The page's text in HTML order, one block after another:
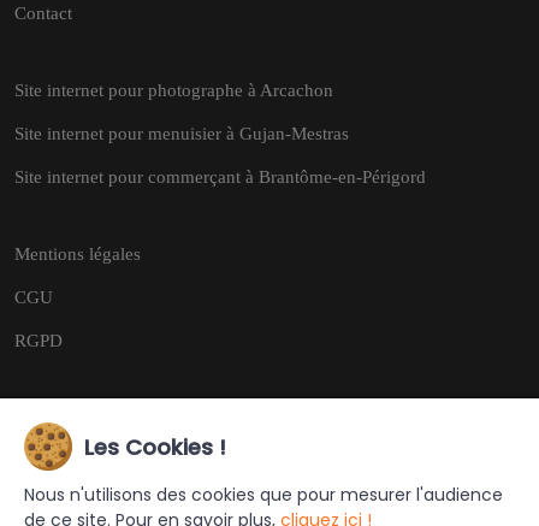
Contact
Site internet pour photographe à Arcachon
Site internet pour menuisier à Gujan-Mestras
Site internet pour commerçant à Brantôme-en-Périgord
Mentions légales
CGU
RGPD
Copyright © 2026
Ce site a été créé et est géré par Turing Web
Les Cookies !
Nous n'utilisons des cookies que pour mesurer l'audience
de ce site. Pour en savoir plus, cliquez ici !